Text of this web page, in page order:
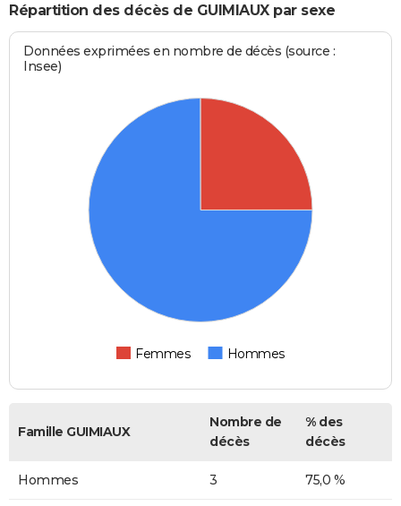
Répartition des décès de GUIMIAUX par sexe
Données exprimées en nombre de décès (source :
Insee)
Femmes Hommes
Famille GUIMIAUX
Nombre de
décès
% des
décès
Hommes 3 75,0 %